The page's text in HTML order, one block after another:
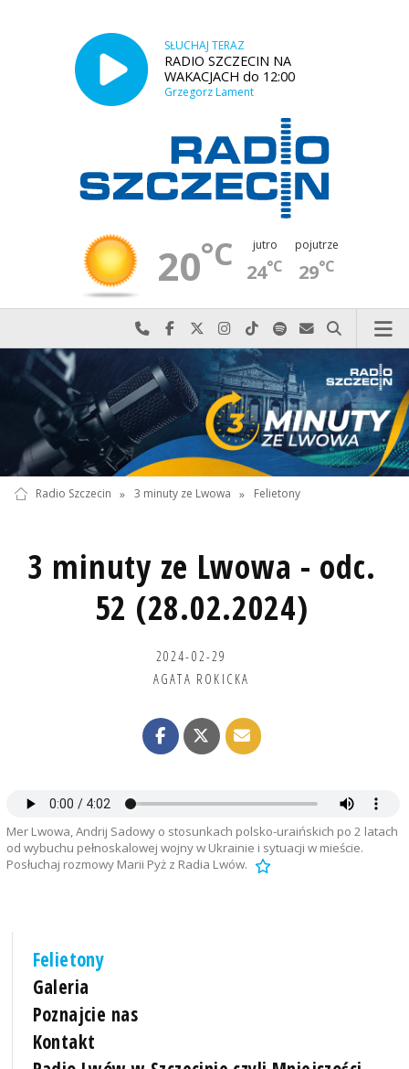
SŁUCHAJ TERAZ
RADIO SZCZECIN NA
WAKACJACH do 12:00
Grzegorz Lament
20°C jutro
24°C
pojutrze
29°C
Najlepiej po prostu do nas zadzwoń
Odwiedź nas na Facebook-u
Odwiedź nas na X
Odwiedź nas na Instagram-ie
Odwiedź nas na TikTok-u
Szukaj nas na Spotify
Wyślij do nas
Szukaj
Radio Szczecin » 3 minuty ze Lwowa » Felietony
3 minuty ze Lwowa - odc.
52 (28.02.2024)
2024-02-29
AGATA ROKICKA
Mer Lwowa, Andrij Sadowy o stosunkach polsko-uraińskich po 2 latach
od wybuchu pełnoskalowej wojny w Ukrainie i sytuacji w mieście.
Posłuchaj rozmowy Marii Pyż z Radia Lwów.
Felietony
Galeria
Poznajcie nas
Kontakt